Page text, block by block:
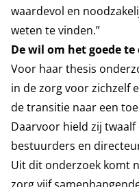
waardevol en
weten te vinden.”
De wil om het goede te
Voor haar thesis
in de zorg voor zichzelf
de transitie naar een
Daarvoor hield zij
bestuurders en
Uit dit onderzoek komt